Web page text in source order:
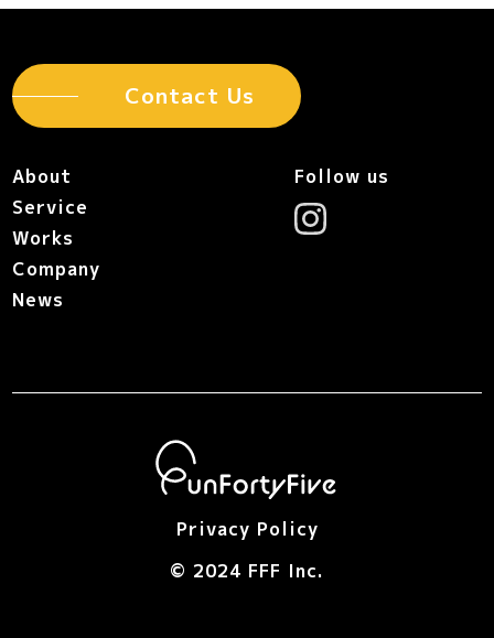
Contact Us
About
Service
Works
Company
News
Follow us
Privacy Policy
© 2024 FFF Inc.